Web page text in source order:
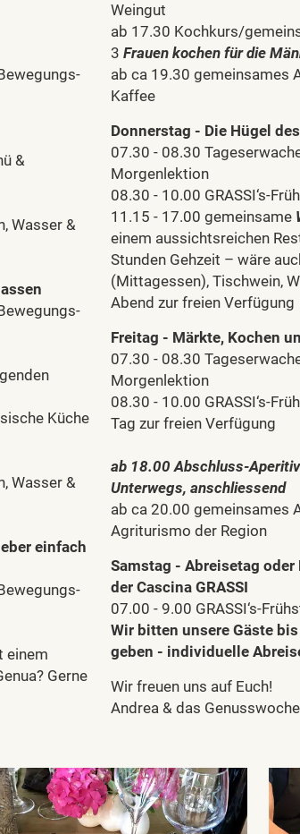
&
Wasser &
Küche
Wasser &
einfach
einem
Gerne
Weingut
ab 17.30 Kochkurs/
3 Frauen kochen für die
ab ca 19.30 gemeinsames
Kaffee
Donnerstag - Die Hügel
07.30 - 08.30
Morgenlektion
08.30 - 10.00 GRASSI‘s-
11.15 - 17.00 gemeinsame
einem aussichtsreichen
Stunden Gehzeit – wäre
(Mittagessen), Tischwein,
Abend zur freien Verfügung
Freitag - Märkte, Kochen
07.30 - 08.30
Morgenlektion
08.30 - 10.00 GRASSI‘s-
Tag zur freien Verfügung
ab 18.00 Abschluss-
Unterwegs, anschliessend
ab ca 20.00 gemeinsames
Agriturismo der Region
Samstag - Abreisetag
der Cascina GRASSI
07.00 - 9.00 GRASSI‘s-
Wir bitten unsere Gäste
geben - individuelle
Wir freuen uns auf Euch!
Andrea & das